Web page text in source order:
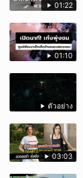
01:22
01:10
ตัวอย่าง
03:03